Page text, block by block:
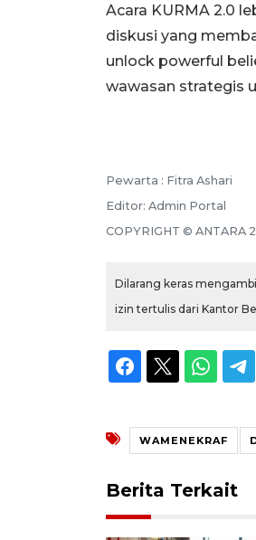
Acara KURMA 2.0
diskusi yang
unlock powerful
wawasan strategis
Pewarta : Fitra Ashari
Editor: Admin Portal
COPYRIGHT © ANTARA
Dilarang keras
izin tertulis dari Kantor
WAMENEKRAF
Berita Terkait